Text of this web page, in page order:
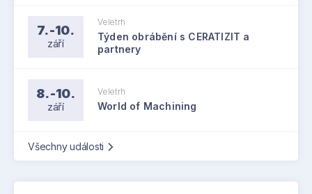
7.-10.
září
Veletrh
Týden obrábění s CERATIZIT a
partnery
8.-10.
září
Veletrh
World of Machining
Všechny události